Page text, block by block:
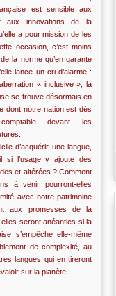
est sensible aux
aux innovations de la
a pour mission de les
occasion, c’est moins
la norme qu’en garante
lance un cri d’alarme :
« inclusive », la
se trouve désormais en
dont notre nation est dès
comptable devant les
d’acquérir une langue,
si l’usage y ajoute des
et altérées ? Comment
à venir pourront-elles
avec notre patrimoine
aux promesses de la
seront anéanties si la
s’empêche elle-même
de complexité, au
langues qui en tireront
sur la planète.